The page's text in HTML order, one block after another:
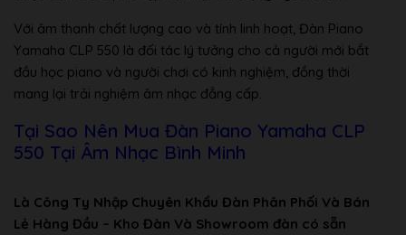
Với âm thanh chất lượng cao và tính linh hoạt, Đàn Piano
Yamaha CLP 550 là đối tác lý tưởng cho cả người mới bắt
đầu học piano và người chơi có kinh nghiệm, đồng thời
mang lại trải nghiệm âm nhạc đẳng cấp.
Tại Sao Nên Mua Đàn Piano Yamaha CLP
550 Tại Âm Nhạc Bình Minh
Là Công Ty Nhập Chuyên Khẩu Đàn Phân Phối Và Bán
Lẻ Hàng Đầu – Kho Đàn Và Showroom đàn có sẵn